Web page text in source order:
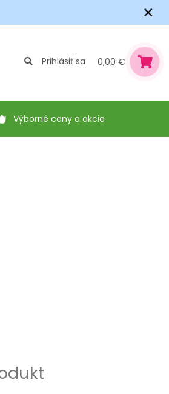
×
Prihlásiť sa 0,00 €
Výborné ceny a akcie